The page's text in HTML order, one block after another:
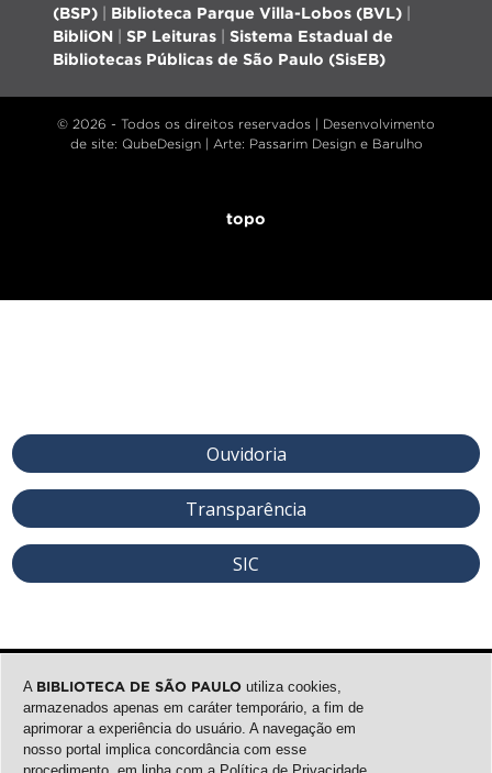
(BSP)
Biblioteca Parque Villa-Lobos (BVL)
BibliON
SP Leituras
Sistema Estadual de
Bibliotecas Públicas de São Paulo (SisEB)
© 2026 - Todos os direitos reservados | Desenvolvimento
de site: QubeDesign | Arte: Passarim Design e Barulho
topo
Ouvidoria
Transparência
SIC
A BIBLIOTECA DE SÃO PAULO utiliza cookies,
armazenados apenas em caráter temporário, a fim de
aprimorar a experiência do usuário. A navegação em
nosso portal implica concordância com esse